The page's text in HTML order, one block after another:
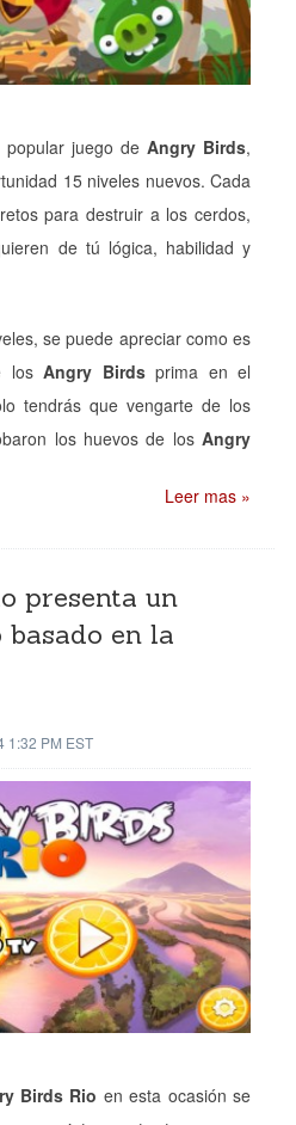
juego de Angry Birds,
15 niveles nuevos. Cada
para destruir a los cerdos,
de tú lógica, habilidad y
se puede apreciar como es
losAngry Birdsprima en el
tendrás que vengarte de los
los huevos de los Angry
Leer mas »
presenta un
en la
1:32 PM EST
Birds Rio en esta ocasión se